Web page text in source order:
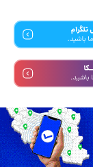
همیاب24 میباشد.